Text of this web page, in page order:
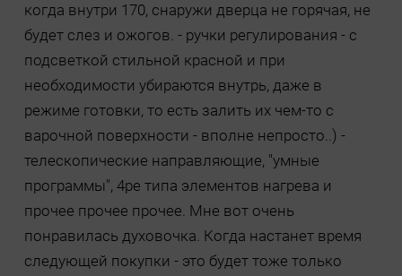
когда внутри 170, снаружи дверца не горячая, не
будет слез и ожогов. - ручки регулирования - с
подсветкой стильной красной и при
необходимости убираются внутрь, даже в
режиме готовки, то есть залить их чем-то с
варочной поверхности - вполне непросто..) -
телескопические направляющие, "умные
программы", 4ре типа элементов нагрева и
прочее прочее прочее. Мне вот очень
понравилась духовочка. Когда настанет время
следующей покупки - это будет тоже только